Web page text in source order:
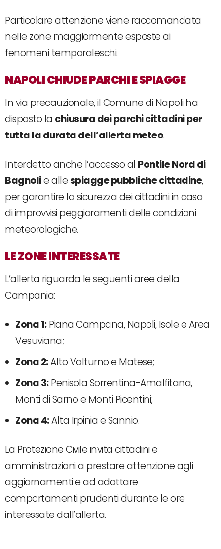
Particolare attenzione viene raccomandata
nelle zone maggiormente esposte ai
fenomeni temporaleschi.
NAPOLI CHIUDE PARCHI E SPIAGGE
In via precauzionale, il Comune di Napoli ha
disposto la chiusura dei parchi cittadini per
tutta la durata dell’allerta meteo.
Interdetto anche l’accesso al Pontile Nord di
Bagnolie allespiagge pubbliche cittadine,
per garantire la sicurezza dei cittadini in caso
di improvvisi peggioramenti delle condizioni
meteorologiche.
LE ZONE INTERESSATE
L’allerta riguarda le seguenti aree della
Campania:
Zona 1:Piana Campana, Napoli, Isole e Area
Vesuviana;
Zona 2:Alto Volturno e Matese;
Zona 3:Penisola Sorrentina-Amalfitana,
Monti di Sarno e Monti Picentini;
Zona 4:Alta Irpinia e Sannio.
La Protezione Civile invita cittadini e
amministrazioni a prestare attenzione agli
aggiornamenti e ad adottare
comportamenti prudenti durante le ore
interessate dall’allerta.